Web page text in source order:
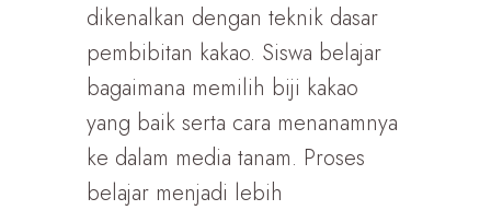
dikenalkan dengan teknik dasar
pembibitan kakao. Siswa belajar
bagaimana memilih biji kakao
yang baik serta cara menanamnya
ke dalam media tanam. Proses
belajar menjadi lebih